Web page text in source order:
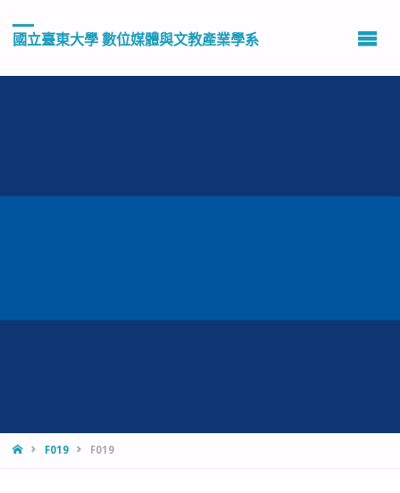
國立臺東大學 數位媒體與文教產業學系
HOMEF019 F019